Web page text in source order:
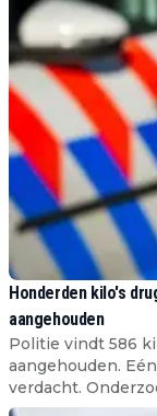
Honderden kilo's
aangehouden
Politie vindt 586
aangehouden.
verdacht.